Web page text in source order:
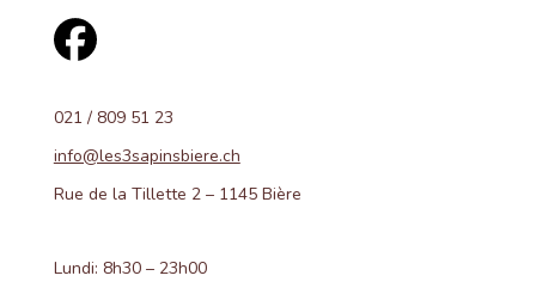
021 / 809 51 23
info@les3sapinsbiere.ch
Rue de la Tillette 2 – 1145 Bière
Lundi: 8h30 – 23h00